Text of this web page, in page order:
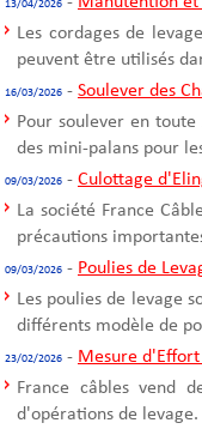
13/04/2026
Les cordages de
peuvent être utilisés
16/03/2026 - Soulever des
Pour soulever en
des mini-palans pour
09/03/2026 - Culottage
La société France
précautions
09/03/2026 - Poulies de
Les poulies de levage
différents modèle de
23/02/2026 - Mesure
France câbles vend
d'opérations de